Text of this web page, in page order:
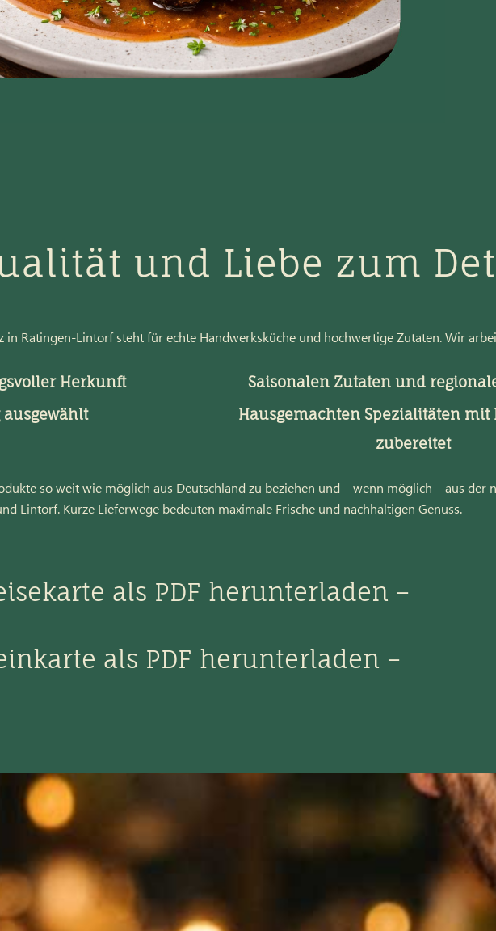
und Liebe zum
in Ratingen-Lintorf steht für echte Handwerksküche und hochwertige Zutaten. Wir
Herkunft
Saisonalen Zutaten und
Hausgemachten Spezialitäten mit
zubereitet
so weit wie möglich aus Deutschland zu beziehen und – wenn möglich – aus der
Lintorf. Kurze Lieferwege bedeuten maximale Frische und nachhaltigen Genuss.
als PDF herunterladen –
als PDF herunterladen –